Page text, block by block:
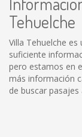
Tehuelche
Villa Tehuelche
suficiente
pero estamos en
más información
de buscar pasajes